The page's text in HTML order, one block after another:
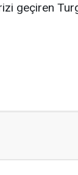
geçiren